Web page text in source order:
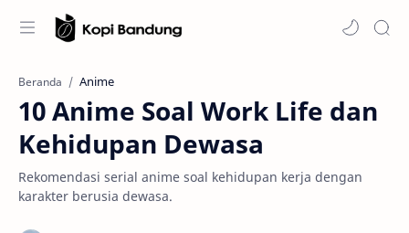
Beranda Anime
10 Anime Soal Work Life dan
Kehidupan Dewasa
Rekomendasi serial anime soal kehidupan kerja dengan
karakter berusia dewasa.